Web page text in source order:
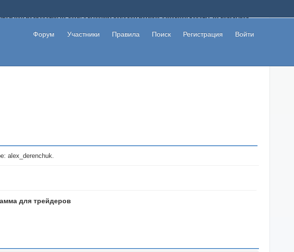
подработки на дому с высоким доходом помимо основной работы, не вкладывая
чтобы другие пользователи не попались на развод. Вы сможете начать зарабатывать
ссылками и первая прибыль не заставит себя долго ждать.
Форум Участники Правила Поиск Регистрация Войти
для трейдеров